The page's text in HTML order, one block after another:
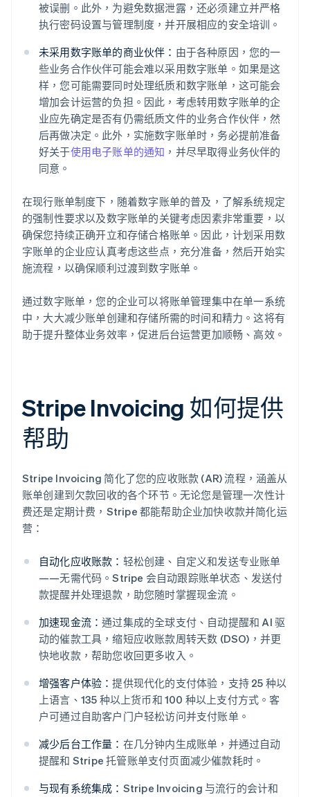
被误删。此外，为避免数据泄露，还必须建立并严格
执行密码设置与管理制度，并开展相应的安全培训。
未采用数字账单的商业伙伴： 由于各种原因，您的一
些业务合作伙伴可能会难以采用数字账单。如果是这
样，您可能需要同时处理纸质和数字账单，这可能会
增加会计运营的负担。因此，考虑转用数字账单的企
业应先确定是否有仍需纸质文件的业务合作伙伴，然
后再做决定。此外，实施数字账单时，务必提前准备
好关于使用电子账单的通知 ，并尽早取得业务伙伴的
同意。
在现行账单制度下，随着数字账单的普及，了解系统规定
的强制性要求以及数字账单的关键考虑因素非常重要，以
确保您持续正确开立和存储合格账单。因此，计划采用数
字账单的企业应认真考虑这些点，充分准备，然后开始实
施流程，以确保顺利过渡到数字账单。
通过数字账单，您的企业可以将账单管理集中在单一系统
中，大大减少账单创建和存储所需的时间和精力。这将有
助于提升整体业务效率，促进后台运营更加顺畅、高效。
Stripe Invoicing 如何提供
帮助
Stripe Invoicing 简化了您的应收账款 (AR) 流程，涵盖从
账单创建到欠款回收的各个环节。无论您是管理一次性计
费还是定期计费，Stripe 都能帮助企业加快收款并简化运
营：
自动化应收账款： 轻松创建、自定义和发送专业账单
——无需代码。Stripe 会自动跟踪账单状态、发送付
款提醒并处理退款，助您随时掌握现金流。
加速现金流：通过集成的全球支付、自动提醒和 AI 驱
动的催款工具，缩短应收账款周转天数 (DSO)，并更
快地收款，帮助您收回更多收入。
增强客户体验：提供现代化的支付体验，支持 25 种以
上语言、135 种以上货币和 100 种以上支付方式。客
户可通过自助客户门户轻松访问并支付账单。
减少后台工作量： 在几分钟内生成账单，并通过自动
提醒和 Stripe 托管账单支付页面减少催款耗时。
与现有系统集成： Stripe Invoicing 与流行的会计和
阿联酋
English
爱尔兰
English
爱沙尼亚
English
奥地利
澳大利亚